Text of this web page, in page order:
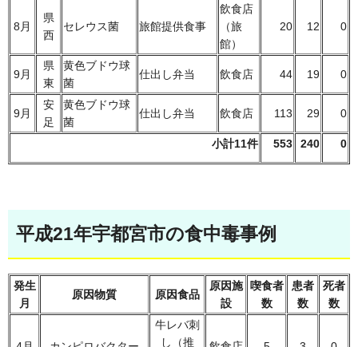
8月
県
西
セレウス菌 旅館提供食事
飲食店
（旅
館）
20 12 0
9月
県
東
黄色ブドウ球
菌
仕出し弁当 飲食店 44 19 0
9月
安
足
黄色ブドウ球
菌
仕出し弁当 飲食店 113 29 0
小計11件 553 240 0
平成21年宇都宮市の食中毒事例
発生
月
原因物質 原因食品
原因施
設
喫食者
数
患者
数
死者
数
牛レバ刺
し（推